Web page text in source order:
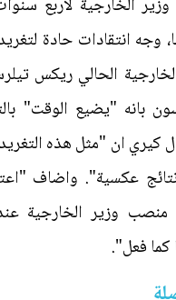
وجه انتقادات حادة
الحالي ريكس
بانه "يضيع الوقت"
كيري ان "مثل هذه
عكسية". واضاف
وزير الخارجية
كما فعل".